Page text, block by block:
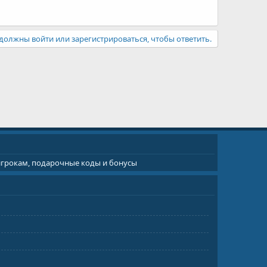
войти или зарегистрироваться, чтобы ответить.
подарочные коды и бонусы